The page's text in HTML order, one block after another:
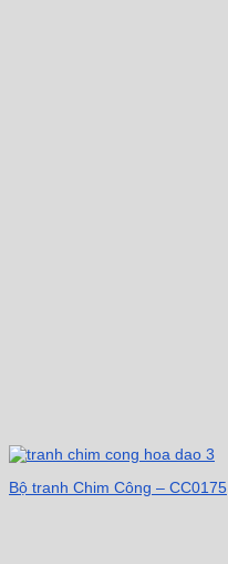
Bộ tranh Chim Công – CC0175